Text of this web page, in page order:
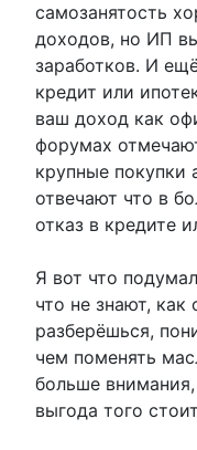
самозанятость
доходов, но ИП
заработков. И
кредит или
ваш доход как
форумах
крупные покупки
отвечают что в
отказ в кредите
Я вот что
что не знают, как
разберёшься,
чем поменять
больше
выгода того